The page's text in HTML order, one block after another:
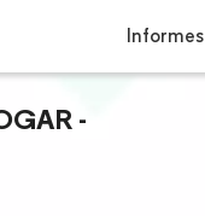
Informes
-